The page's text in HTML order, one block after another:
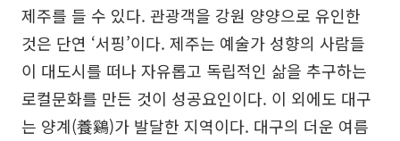
제주를 들 수 있다. 관광객을 강원 양양으로 유인한
것은 단연 ‘서핑’이다. 제주는 예술가 성향의 사람들
이 대도시를 떠나 자유롭고 독립적인 삶을 추구하는
로컬문화를 만든 것이 성공요인이다. 이 외에도 대구
는 양계(養鷄)가 발달한 지역이다. 대구의 더운 여름